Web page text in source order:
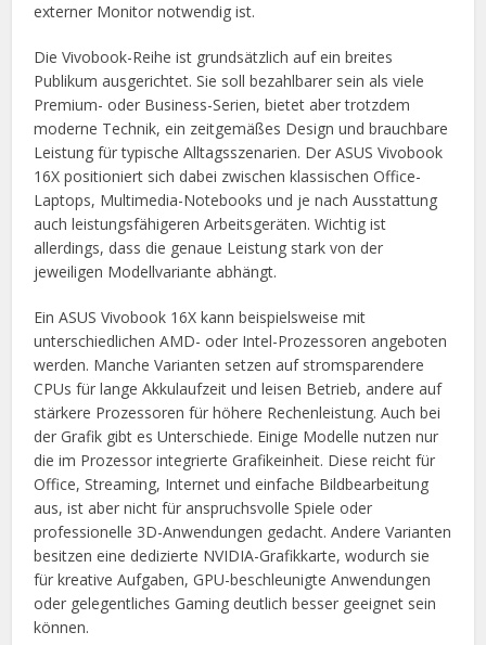
externer Monitor notwendig ist.
Die Vivobook-Reihe ist grundsätzlich auf ein breites
Publikum ausgerichtet. Sie soll bezahlbarer sein als viele
Premium- oder Business-Serien, bietet aber trotzdem
moderne Technik, ein zeitgemäßes Design und brauchbare
Leistung für typische Alltagsszenarien. Der ASUS Vivobook
16X positioniert sich dabei zwischen klassischen Office-
Laptops, Multimedia-Notebooks und je nach Ausstattung
auch leistungsfähigeren Arbeitsgeräten. Wichtig ist
allerdings, dass die genaue Leistung stark von der
jeweiligen Modellvariante abhängt.
Ein ASUS Vivobook 16X kann beispielsweise mit
unterschiedlichen AMD- oder Intel-Prozessoren angeboten
werden. Manche Varianten setzen auf stromsparendere
CPUs für lange Akkulaufzeit und leisen Betrieb, andere auf
stärkere Prozessoren für höhere Rechenleistung. Auch bei
der Grafik gibt es Unterschiede. Einige Modelle nutzen nur
die im Prozessor integrierte Grafikeinheit. Diese reicht für
Office, Streaming, Internet und einfache Bildbearbeitung
aus, ist aber nicht für anspruchsvolle Spiele oder
professionelle 3D-Anwendungen gedacht. Andere Varianten
besitzen eine dedizierte NVIDIA-Grafikkarte, wodurch sie
für kreative Aufgaben, GPU-beschleunigte Anwendungen
oder gelegentliches Gaming deutlich besser geeignet sein
können.